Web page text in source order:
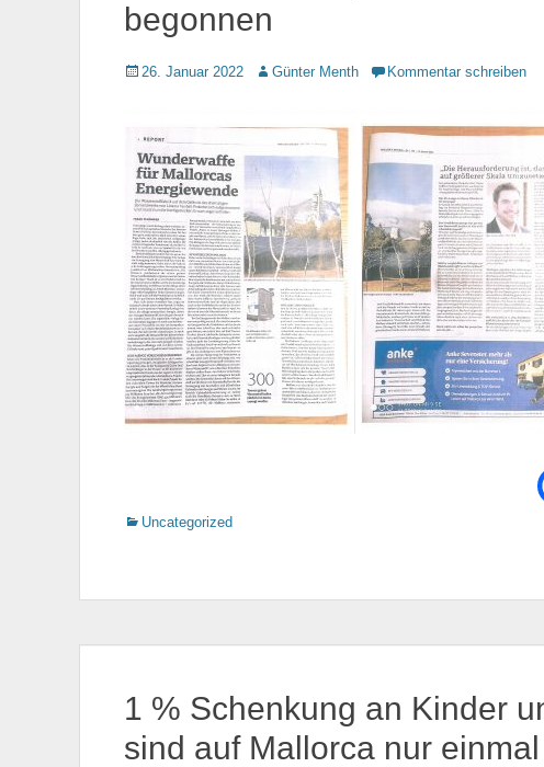
begonnen
Gepostet
26. Januar 2022 AutorGünter Menth Kommentar schreiben
Kategorien
Uncategorized
1 % Schenkung an Kinder
sind auf Mallorca nur